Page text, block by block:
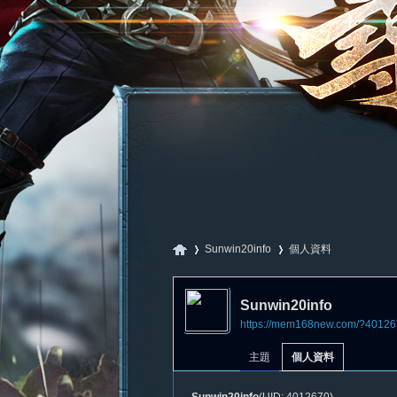
Sunwin20info
›
個人資料
Sunwin20info
https://mem168new.com/
主題 個人資料